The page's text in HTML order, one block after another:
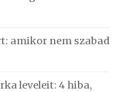
amikor nem szabad
leveleit: 4 hiba,